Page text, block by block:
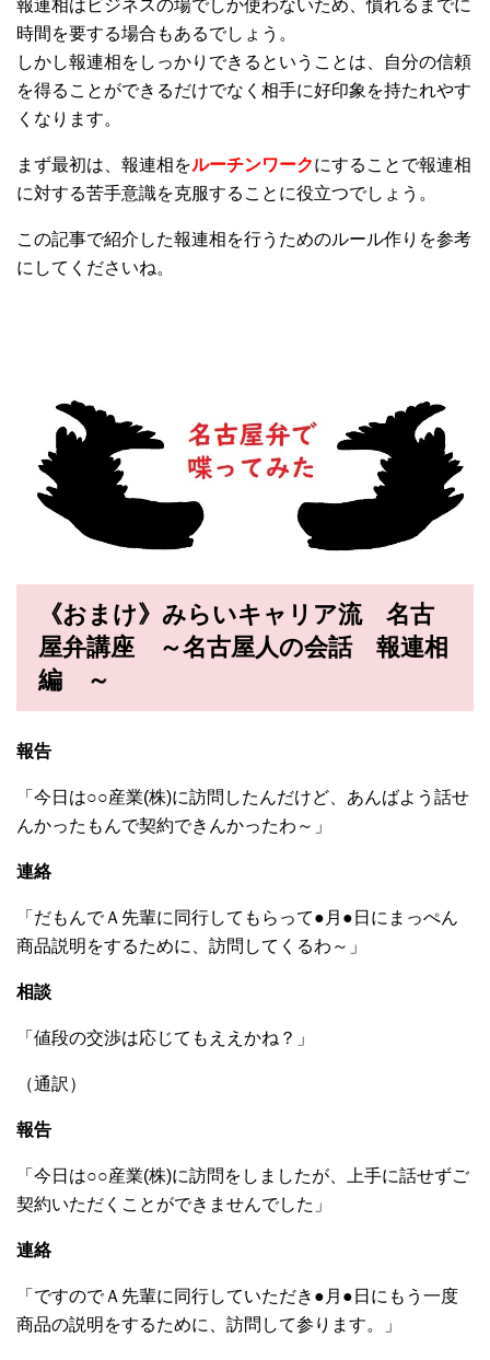
報連相はビジネスの場でしか使わないため、慣れるまでに
時間を要する場合もあるでしょう。
しかし報連相をしっかりできるということは、自分の信頼
を得ることができるだけでなく相手に好印象を持たれやす
くなります。
まず最初は、報連相をルーチンワークにすることで報連相
に対する苦手意識を克服することに役立つでしょう。
この記事で紹介した報連相を行うためのルール作りを参考
にしてくださいね。
《おまけ》みらいキャリア流 名古
屋弁講座 ～名古屋人の会話 報連相
編 ～
報告
「今日は○○産業(株)に訪問したんだけど、あんばよう話せ
んかったもんで契約できんかったわ～」
連絡
「だもんでＡ先輩に同行してもらって●月●日にまっぺん
商品説明をするために、訪問してくるわ～」
相談
「値段の交渉は応じてもええかね？」
（通訳）
報告
「今日は○○産業(株)に訪問をしましたが、上手に話せずご
契約いただくことができませんでした」
連絡
「ですのでＡ先輩に同行していただき●月●日にもう一度
商品の説明をするために、訪問して参ります。」